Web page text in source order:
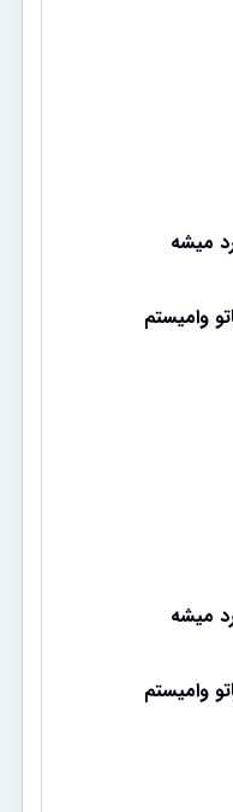
میشه
وامیستم
میشه
وامیستم